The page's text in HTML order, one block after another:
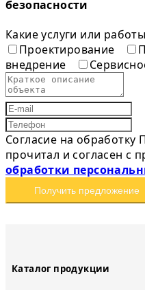
безопасности
Какие услуги или
Проектирование
внедрение
Согласие на обработку
прочитал и согласен с
обработки
Получить предложение
Каталог продукции